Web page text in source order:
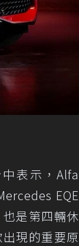
表示，Alfa
EQE
是第四輛休
現的重要原